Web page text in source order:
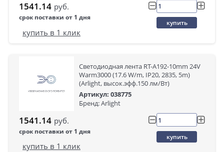
1541.14 руб.
срок поставки от 1 дня
купить
купить в 1 клик
Светодиодная лента RT-A192-10mm 24V
Warm3000 (17.6 W/m, IP20, 2835, 5m)
(Arlight, высок.эфф.150 лм/Вт)
Артикул: 038775
Бренд: Arlight
1541.14 руб.
срок поставки от 1 дня
купить
купить в 1 клик